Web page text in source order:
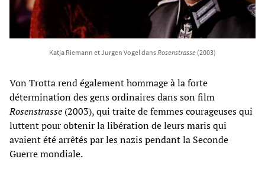
Katja Riemann et Jurgen Vogel dansRosenstrasse (2003)
Von Trotta rend également hommage à la forte
détermination des gens ordinaires dans son film
Rosenstrasse (2003), qui traite de femmes courageuses qui
luttent pour obtenir la libération de leurs maris qui
avaient été arrêtés par les nazis pendant la Seconde
Guerre mondiale.